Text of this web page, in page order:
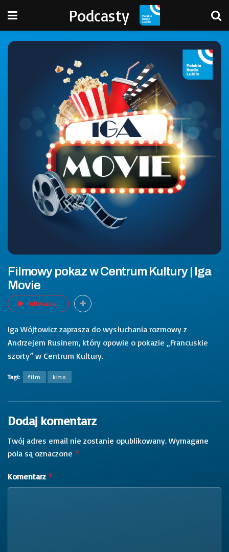
Podcasty
Filmowy pokaz w Centrum Kultury | Iga
Movie
Odtwarzaj
Iga Wójtowicz zaprasza do wysłuchania rozmowy z
Andrzejem Rusinem, który opowie o pokazie „Francuskie
szorty” w Centrum Kultury.
Tagi: film kino
Dodaj komentarz
Twój adres email nie zostanie opublikowany. Wymagane
pola są oznaczone *
Komentarz *